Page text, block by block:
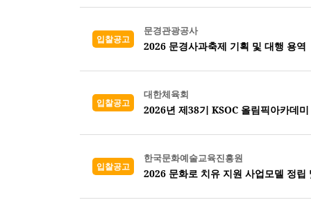
입찰공고
문경관광공사
2026 문경사과축제 기획 및 대행 용역
입찰공고
대한체육회
2026년 제38기 KSOC 올림픽아카데
입찰공고
한국문화예술교육진흥원
2026 문화로 치유 지원 사업모델 정립